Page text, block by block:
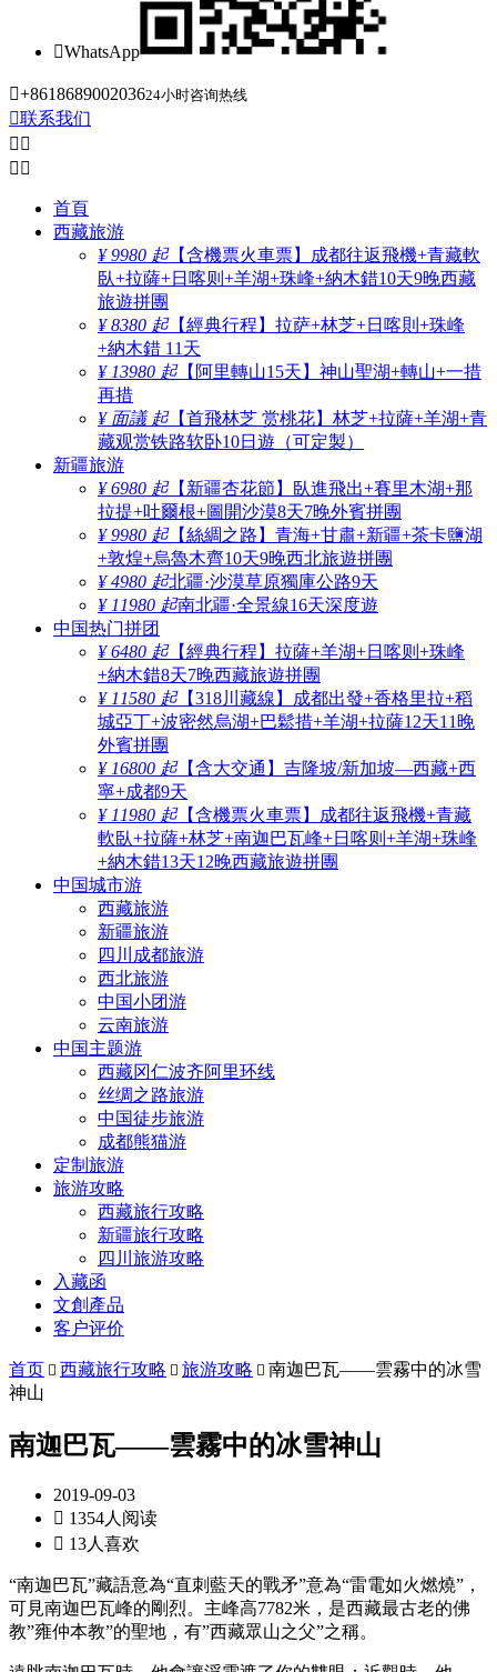
WhatsApp
+861868900203624小时咨询热线
联系我们
 
 
首頁
西藏旅游
¥ 9980 起【含機票火車票】成都往返飛機+青藏軟
臥+拉薩+日喀则+羊湖+珠峰+納木錯10天9晚西藏
旅遊拼團
¥ 8380 起【經典行程】拉萨+林芝+日喀則+珠峰
+納木錯 11天
¥ 13980 起【阿里轉山15天】神山聖湖+轉山+一措
再措
¥ 面議 起【首飛林芝 赏桃花】林芝+拉薩+羊湖+青
藏观赏铁路软卧10日遊（可定製）
新疆旅游
¥ 6980 起【新疆杏花節】臥進飛出+賽里木湖+那
拉提+吐爾根+圖開沙漠8天7晚外賓拼團
¥ 9980 起【絲綢之路】青海+甘肅+新疆+茶卡鹽湖
+敦煌+烏魯木齊10天9晚西北旅遊拼團
¥ 4980 起北疆·沙漠草原獨庫公路9天
¥ 11980 起南北疆·全景線16天深度遊
中国热门拼团
¥ 6480 起【經典行程】拉薩+羊湖+日喀则+珠峰
+納木錯8天7晚西藏旅遊拼團
¥ 11580 起【318川藏線】成都出發+香格里拉+稻
城亞丁+波密然烏湖+巴鬆措+羊湖+拉薩12天11晚
外賓拼團
¥ 16800 起【含大交通】吉隆坡/新加坡—西藏+西
寧+成都9天
¥ 11980 起【含機票火車票】成都往返飛機+青藏
軟臥+拉薩+林芝+南迦巴瓦峰+日喀则+羊湖+珠峰
+納木錯13天12晚西藏旅遊拼團
中国城市游
西藏旅游
新疆旅游
四川成都旅游
西北旅游
中国小团游
云南旅游
中国主题游
西藏冈仁波齐阿里环线
丝绸之路旅游
中国徒步旅游
成都熊猫游
定制旅游
旅游攻略
西藏旅行攻略
新疆旅行攻略
四川旅游攻略
入藏函
文創產品
客户评价
首页  西藏旅行攻略  旅游攻略  南迦巴瓦——雲霧中的冰雪
神山
南迦巴瓦——雲霧中的冰雪神山
2019-09-03
 1354人阅读
 13人喜欢
“南迦巴瓦”藏語意為“直刺藍天的戰矛”意為“雷電如火燃燒”，
可見南迦巴瓦峰的剛烈。主峰高7782米，是西藏最古老的佛
教”雍仲本教”的聖地，有”西藏眾山之父”之稱。